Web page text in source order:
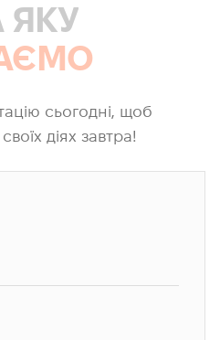
ЯКУ
сьогодні, щоб
діях завтра!